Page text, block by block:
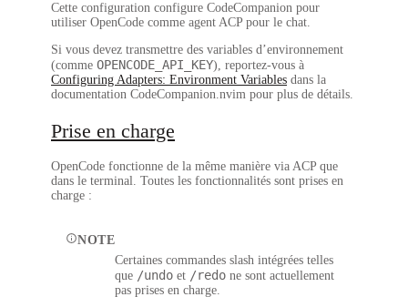
Cette configuration configure CodeCompanion pour
utiliser OpenCode comme agent ACP pour le chat.
Si vous devez transmettre des variables d’environnement
(comme OPENCODE_API_KEY), reportez-vous à
Configuring Adapters: Environment Variables dans la
documentation CodeCompanion.nvim pour plus de détails.
Prise en charge
OpenCode fonctionne de la même manière via ACP que
dans le terminal. Toutes les fonctionnalités sont prises en
charge :
NOTE
Certaines commandes slash intégrées telles
que /undo et /redo ne sont actuellement
pas prises en charge.